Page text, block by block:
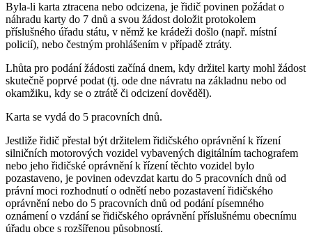
Byla-li karta ztracena nebo odcizena, je řidič povinen požádat o
náhradu karty do 7 dnů a svou žádost doložit protokolem
příslušného úřadu státu, v němž ke krádeži došlo (např. místní
policií), nebo čestným prohlášením v případě ztráty.
Lhůta pro podání žádosti začíná dnem, kdy držitel karty mohl žádost
skutečně poprvé podat (tj. ode dne návratu na základnu nebo od
okamžiku, kdy se o ztrátě či odcizení dověděl).
Karta se vydá do 5 pracovních dnů.
Jestliže řidič přestal být držitelem řidičského oprávnění k řízení
silničních motorových vozidel vybavených digitálním tachografem
nebo jeho řidičské oprávnění k řízení těchto vozidel bylo
pozastaveno, je povinen odevzdat kartu do 5 pracovních dnů od
právní moci rozhodnutí o odnětí nebo pozastavení řidičského
oprávnění nebo do 5 pracovních dnů od podání písemného
oznámení o vzdání se řidičského oprávnění příslušnému obecnímu
úřadu obce s rozšířenou působností.